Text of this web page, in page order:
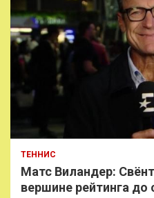
ТЕННИС
Матс Виландер:
вершине рейтинга